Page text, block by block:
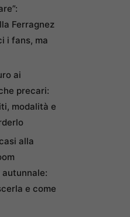
Ferragnez
i fans, ma
ai
precari:
modalità e
alla
autunnale:
e come